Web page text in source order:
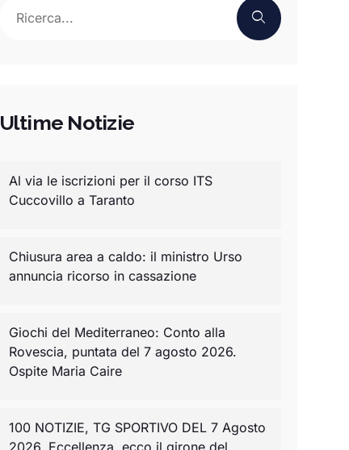
Ultime Notizie
Al via le iscrizioni per il corso ITS
Cuccovillo a Taranto
Chiusura area a caldo: il ministro Urso
annuncia ricorso in cassazione
Giochi del Mediterraneo: Conto alla
Rovescia, puntata del 7 agosto 2026.
Ospite Maria Caire
100 NOTIZIE, TG SPORTIVO DEL 7 Agosto
2026. Eccellenza, ecco il girone del